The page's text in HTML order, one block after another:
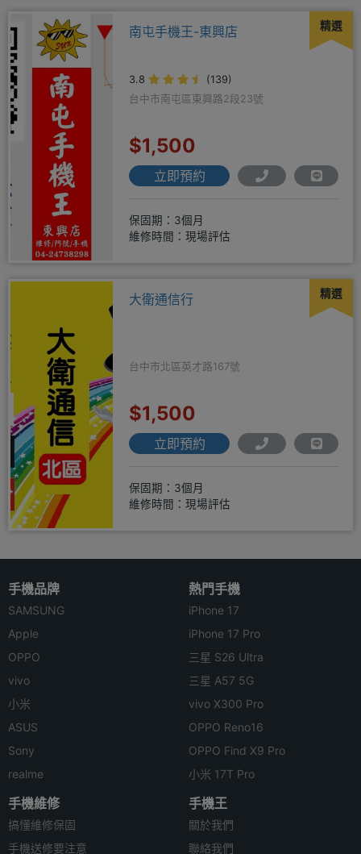
精選
南屯手機王-東興店
3.8
(139)
台中市南屯區東興路2段23號
$1,500
立即預約
保固期：3個月
維修時間：現場評估
精選
大衛通信行
台中市北區英才路167號
$1,500
立即預約
保固期：3個月
維修時間：現場評估
手機品牌
SAMSUNG
Apple
OPPO
vivo
小米
ASUS
Sony
realme
熱門手機
iPhone 17
iPhone 17 Pro
三星 S26 Ultra
三星 A57 5G
vivo X300 Pro
OPPO Reno16
OPPO Find X9 Pro
小米 17T Pro
手機維修
搞懂維修保固
手機送修要注意
手機王
關於我們
聯絡我們